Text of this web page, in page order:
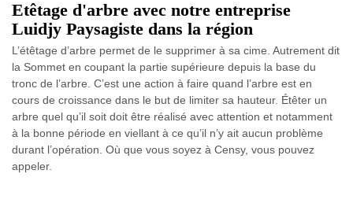
Etêtage d'arbre avec notre entreprise
Luidjy Paysagiste dans la région
L’étêtage d’arbre permet de le supprimer à sa cime. Autrement dit
la Sommet en coupant la partie supérieure depuis la base du
tronc de l’arbre. C’est une action à faire quand l’arbre est en
cours de croissance dans le but de limiter sa hauteur. Étêter un
arbre quel qu’il soit doit être réalisé avec attention et notamment
à la bonne période en viellant à ce qu’il n’y ait aucun problème
durant l’opération. Où que vous soyez à Censy, vous pouvez
appeler.